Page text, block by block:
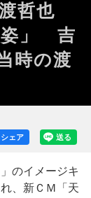
哲也
姿」 吉
時の渡
送る
シェア
のイメージキ
、新ＣＭ「天